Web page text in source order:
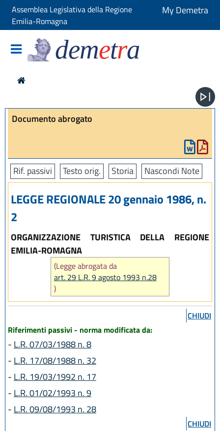
Assemblea Legislativa della Regione
Emilia-Romagna
My Demetra
demetra
Documento abrogato
Rif. passivi Testo orig. Storia Nascondi Note
LEGGE REGIONALE 20 gennaio 1986, n.
2
ORGANIZZAZIONE TURISTICA DELLA REGIONE
EMILIA-ROMAGNA
(Legge abrogata da
art. 29 L.R. 9 agosto 1993 n.28
)
CHIUDI
Riferimenti passivi - norma modificata da:
- L.R. 07/03/1988 n. 8
- L.R. 17/08/1988 n. 32
- L.R. 19/03/1992 n. 17
- L.R. 01/02/1993 n. 9
- L.R. 09/08/1993 n. 28
CHIUDI